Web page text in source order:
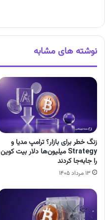
نوشته های مشابه
زنگ خطر برای بازار؟ ترامپ مدیا و
Strategy میلیون‌ها دلار بیت کوین
را جابه‌جا کردند
۱۳ مرداد ۱۴۰۵